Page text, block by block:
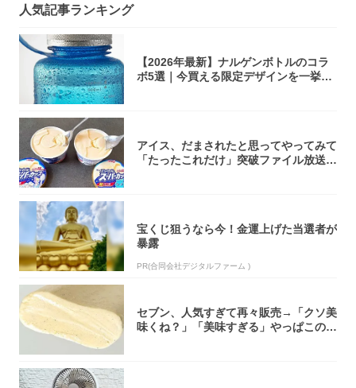
人気記事ランキング
【2026年最新】ナルゲンボトルのコラ
ボ5選｜今買える限定デザインを一挙紹
アイス、だまされたと思ってやってみて
「たったこれだけ」突破ファイル放送で
宝くじ狙うなら今！金運上げた当選者が
暴露
PR(合同会社デジタルファーム )
セブン、人気すぎて再々販売→「クソ美
味くね？」「美味すぎる」やっぱこのク